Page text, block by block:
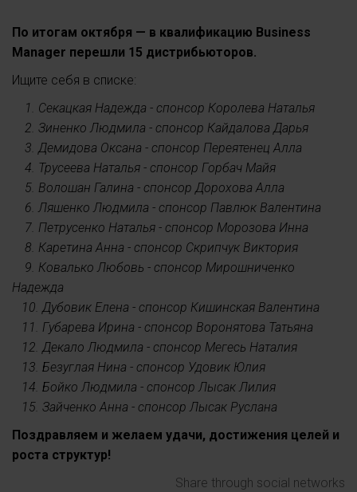
По итогам октября — в квалификацию Business
Manager перешли 15 дистрибьюторов.
Ищите себя в списке:
1. Секацкая Надежда - спонсор Королева Наталья
2. Зиненко Людмила - спонсор Кайдалова Дарья
3. Демидова Оксана - спонсор Переятенец Алла
4. Трусеева Наталья - спонсор Горбач Майя
5. Волошан Галина - спонсор Дорохова Алла
6. Ляшенко Людмила - спонсор Павлюк Валентина
7. Петрусенко Наталья - спонсор Морозова Инна
8. Каретина Анна - спонсор Скрипчук Виктория
9. Ковалько Любовь - спонсор Мирошниченко
Надежда
10. Дубовик Елена - спонсор Кишинская Валентина
11. Губарева Ирина - спонсор Воронятова Татьяна
12. Декало Людмила - спонсор Мегесь Наталия
13. Безуглая Нина - спонсор Удовик Юлия
14. Бойко Людмила - спонсор Лысак Лилия
15. Зайченко Анна - спонсор Лысак Руслана
Поздравляем и желаем удачи, достижения целей и
роста структур!
Share through social networks